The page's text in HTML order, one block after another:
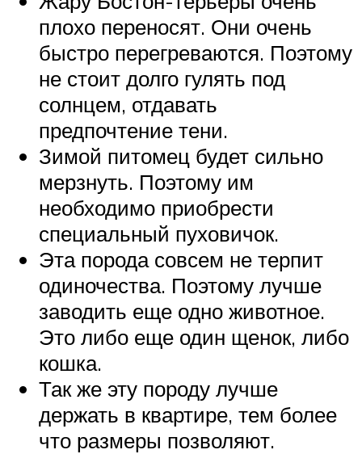
плохо переносят. Они очень
быстро перегреваются. Поэтому
не стоит долго гулять под
солнцем, отдавать
предпочтение тени.
Зимой питомец будет сильно
мерзнуть. Поэтому им
необходимо приобрести
специальный пуховичок.
Эта порода совсем не терпит
одиночества. Поэтому лучше
заводить еще одно животное.
Это либо еще один щенок, либо
кошка.
Так же эту породу лучше
держать в квартире, тем более
что размеры позволяют.